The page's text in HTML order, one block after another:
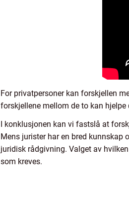
For privatpersoner kan forskjellen
forskjellene mellom de to kan
I konklusjonen kan vi fastslå at
Mens jurister har en bred kunnskap
juridisk rådgivning. Valget av
som kreves.